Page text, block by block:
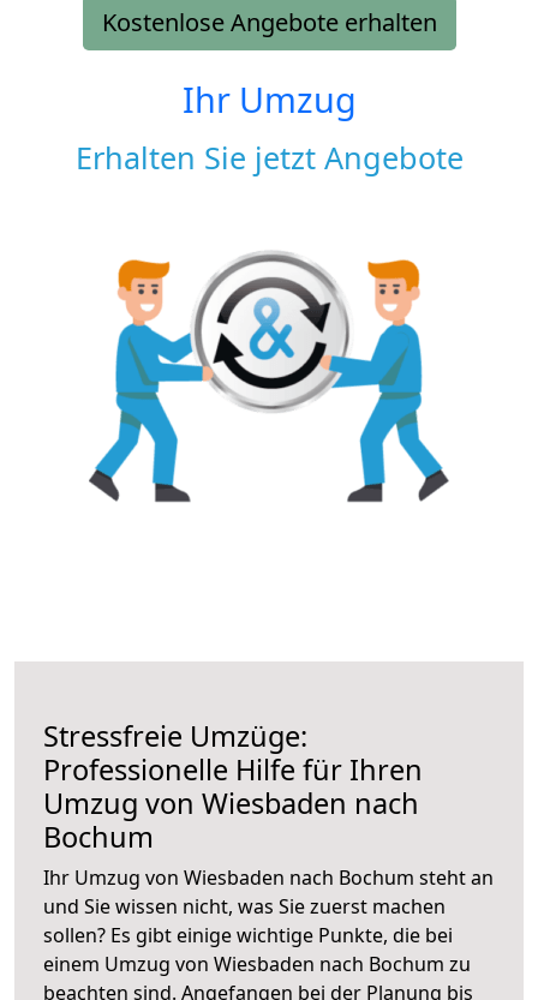
Kostenlose Angebote erhalten
Ihr Umzug
Erhalten Sie jetzt Angebote
Stressfreie Umzüge:
Professionelle Hilfe für Ihren
Umzug von Wiesbaden nach
Bochum
Ihr Umzug von Wiesbaden nach Bochum steht an
und Sie wissen nicht, was Sie zuerst machen
sollen? Es gibt einige wichtige Punkte, die bei
einem Umzug von Wiesbaden nach Bochum zu
beachten sind. Angefangen bei der Planung bis